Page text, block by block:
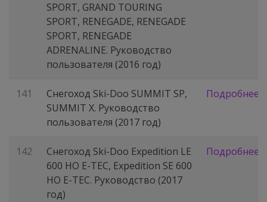
SPORT, GRAND TOURING
SPORT, RENEGADE, RENEGADE
SPORT, RENEGADE
ADRENALINE. Руководство
пользователя (2016 год)
141
Снегоход Ski-Doo SUMMIT SP,
SUMMIT X. Руководство
пользователя (2017 год)
Подробнее
142
Снегоход Ski-Doo Expedition LE
600 HO E-TEC, Expedition SE 600
HO E-TEC. Руководство (2017
год)
Подробнее